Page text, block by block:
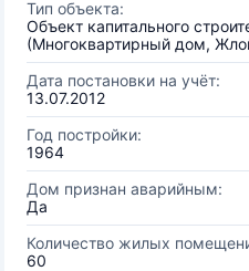
Тип объекта:
Объект капитального
(Многоквартирный дом,
Дата постановки на учёт:
13.07.2012
Год постройки:
1964
Дом признан аварийным:
Да
Количество жилых
60